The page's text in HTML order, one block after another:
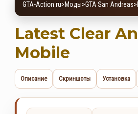
GTA-Action.ru>Моды>GTA San Andreas>
Latest Clear
Mobile
Описание Скриншоты Установка